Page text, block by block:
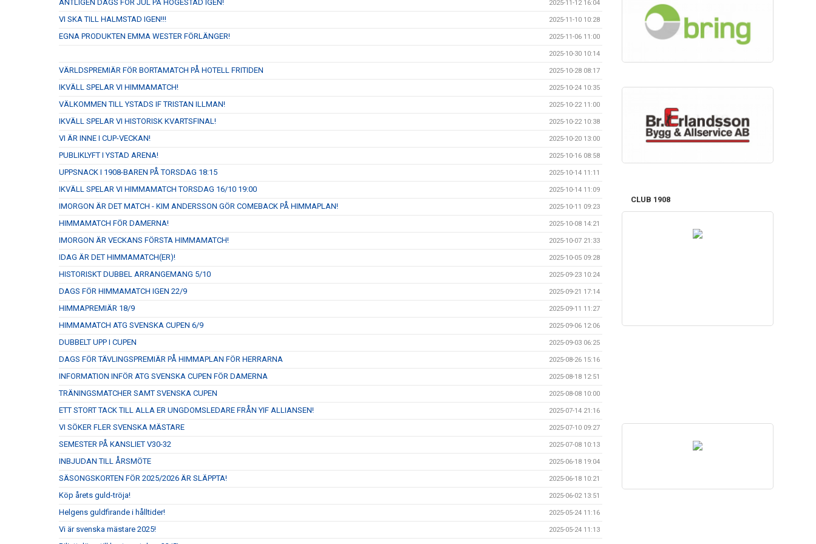
ÄNTLIGEN DAGS FÖR JUL PÅ HÖGESTAD IGEN! 2025-11-12 16:04
VI SKA TILL HALMSTAD IGEN!!! 2025-11-10 10:28
EGNA PRODUKTEN EMMA WESTER FÖRLÄNGER! 2025-11-06 11:00
2025-10-30 10:14
VÄRLDSPREMIÄR FÖR BORTAMATCH PÅ HOTELL FRITIDEN 2025-10-28 08:17
IKVÄLL SPELAR VI HIMMAMATCH! 2025-10-24 10:35
VÄLKOMMEN TILL YSTADS IF TRISTAN ILLMAN! 2025-10-22 11:00
IKVÄLL SPELAR VI HISTORISK KVARTSFINAL! 2025-10-22 10:38
VI ÄR INNE I CUP-VECKAN! 2025-10-20 13:00
PUBLIKLYFT I YSTAD ARENA! 2025-10-16 08:58
UPPSNACK I 1908-BAREN PÅ TORSDAG 18:15 2025-10-14 11:11
IKVÄLL SPELAR VI HIMMAMATCH TORSDAG 16/10 19:00 2025-10-14 11:09
IMORGON ÄR DET MATCH - KIM ANDERSSON GÖR COMEBACK PÅ HIMMAPLAN! 2025-10-11 09:23
HIMMAMATCH FÖR DAMERNA! 2025-10-08 14:21
IMORGON ÄR VECKANS FÖRSTA HIMMAMATCH! 2025-10-07 21:33
IDAG ÄR DET HIMMAMATCH(ER)! 2025-10-05 09:28
HISTORISKT DUBBEL ARRANGEMANG 5/10 2025-09-23 10:24
DAGS FÖR HIMMAMATCH IGEN 22/9 2025-09-21 17:14
HIMMAPREMIÄR 18/9 2025-09-11 11:27
HIMMAMATCH ATG SVENSKA CUPEN 6/9 2025-09-06 12:06
DUBBELT UPP I CUPEN 2025-09-03 06:25
DAGS FÖR TÄVLINGSPREMIÄR PÅ HIMMAPLAN FÖR HERRARNA 2025-08-26 15:16
INFORMATION INFÖR ATG SVENSKA CUPEN FÖR DAMERNA 2025-08-18 12:51
TRÄNINGSMATCHER SAMT SVENSKA CUPEN 2025-08-08 10:00
ETT STORT TACK TILL ALLA ER UNGDOMSLEDARE FRÅN YIF ALLIANSEN! 2025-07-14 21:16
VI SÖKER FLER SVENSKA MÄSTARE 2025-07-10 09:27
SEMESTER PÅ KANSLIET V30-32 2025-07-08 10:13
INBJUDAN TILL ÅRSMÖTE 2025-06-18 19:04
SÄSONGSKORTEN FÖR 2025/2026 ÄR SLÄPPTA! 2025-06-18 10:21
Köp årets guld-tröja! 2025-06-02 13:51
Helgens guldfirande i hålltider! 2025-05-24 11:16
Vi är svenska mästare 2025! 2025-05-24 11:13
CLUB 1908